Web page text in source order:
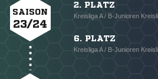
SAISON
23/24
2. PLATZ
Kreisliga A / B-Junioren
6. PLATZ
Kreisliga A / B-Junioren